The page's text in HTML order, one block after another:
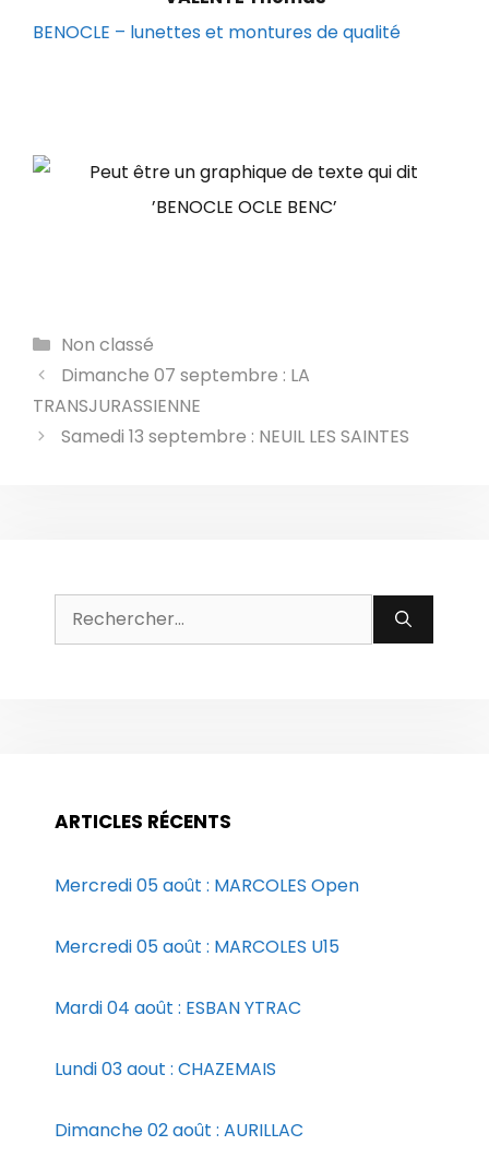
BENOCLE – lunettes et montures de qualité
Catégories
Non classé
Dimanche 07 septembre : LA
TRANSJURASSIENNE
Samedi 13 septembre : NEUIL LES SAINTES
Rechercher :
ARTICLES RÉCENTS
Mercredi 05 août : MARCOLES Open
Mercredi 05 août : MARCOLES U15
Mardi 04 août : ESBAN YTRAC
Lundi 03 aout : CHAZEMAIS
Dimanche 02 août : AURILLAC